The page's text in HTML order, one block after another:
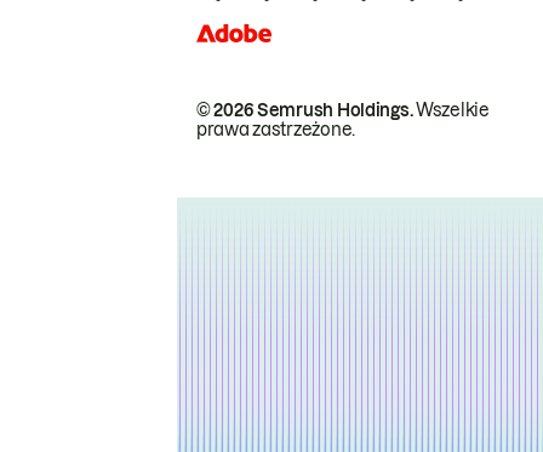
© 2026 Semrush Holdings.Wszelkie
prawa zastrzeżone.